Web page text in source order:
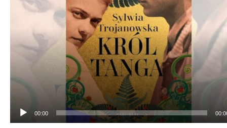
00:00